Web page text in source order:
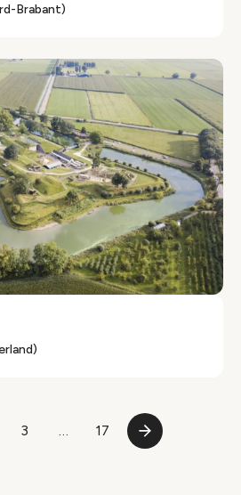
Brabant)
Pagina
3 …
Laatste
17
Volgende